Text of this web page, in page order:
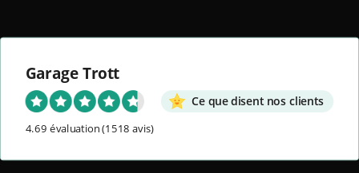
Garage Trott
Ce que disent nos clients
4.69 évaluation(1518 avis)